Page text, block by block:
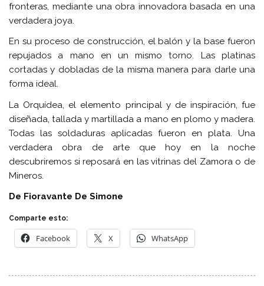
fronteras, mediante una obra innovadora basada en una
verdadera joya.
En su proceso de construcción, el balón y la base fueron
repujados a mano en un mismo torno. Las platinas
cortadas y dobladas de la misma manera para darle una
forma ideal.
La Orquídea, el elemento principal y de inspiración, fue
diseñada, tallada y martillada a mano en plomo y madera.
Todas las soldaduras aplicadas fueron en plata. Una
verdadera obra de arte que hoy en la noche
descubriremos si reposará en las vitrinas del Zamora o de
Mineros.
De Fioravante De Simone
Comparte esto:
Facebook X WhatsApp